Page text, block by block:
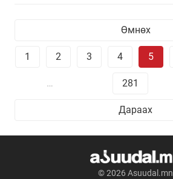
Өмнөх
1 2 3 4 5
… 281
Дараах
© 2026 Asuudal.mn